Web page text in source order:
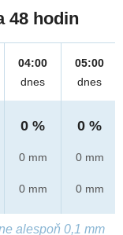
48 hodin
04:00
dnes
0 %
0 mm
0 mm
05:00
dnes
0 %
0 mm
0 mm
alespoň 0,1 mm